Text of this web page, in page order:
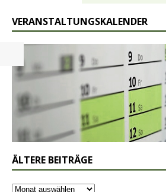
VERANSTALTUNGSKALENDER
ÄLTERE BEITRÄGE